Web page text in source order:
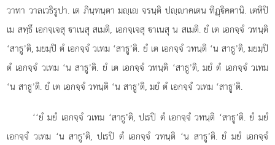
วาทา วาลเวธิรูปา. เต ภินฺทนฺตา มฺเ จรนฺติ ปฺาคเตน ทิฏฺิคตานิ. เตหิปิ
เม สทฺธึ เอกจฺเจสุ าเนสุ สเมติ, เอกจฺเจสุ าเนสุ น สเมติ. ยํ เต เอกจฺจํ วทนฺติ
‘สาธู’ติ, มยมฺปิ ตํ เอกจฺจํ วเทม ‘สาธู’ติ. ยํ เต เอกจฺจํ วทนฺติ ‘น สาธู’ติ, มยมฺปิ
ตํ เอกจฺจํ วเทม ‘น สาธู’ติ. ยํ เต เอกจฺจํ วทนฺติ ‘สาธู’ติ, มยํ ตํ เอกจฺจํ วเทม
‘น สาธู’ติ. ยํ เต เอกจฺจํ วทนฺติ ‘น สาธู’ติ, มยํ ตํ เอกจฺจํ วเทม ‘สาธู’ติ.
‘‘ยํ มยํ เอกจฺจํ วเทม ‘สาธู’ติ, ปเรปิ ตํ เอกจฺจํ วทนฺติ ‘สาธู’ติ. ยํ มยํ
เอกจฺจํ วเทม ‘น สาธู’ติ, ปเรปิ ตํ เอกจฺจํ วทนฺติ ‘น สาธู’ติ. ยํ มยํ เอกจฺจํ